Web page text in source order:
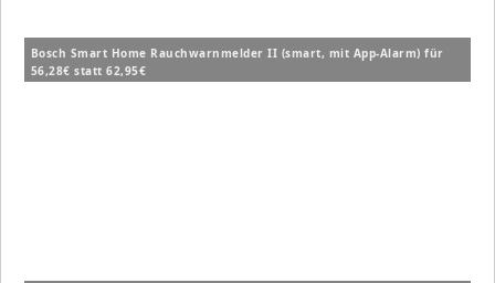
Bosch Smart Home Rauchwarnmelder II (smart, mit App-Alarm) für
56,28€ statt 62,95€